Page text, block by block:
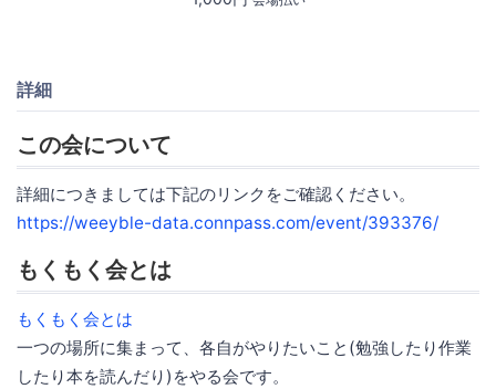
詳細
この会について
詳細につきましては下記のリンクをご確認ください。
https://weeyble-data.connpass.com/event/393376/
もくもく会とは
もくもく会とは
一つの場所に集まって、各自がやりたいこと(勉強したり作業
したり本を読んだり)をやる会です。